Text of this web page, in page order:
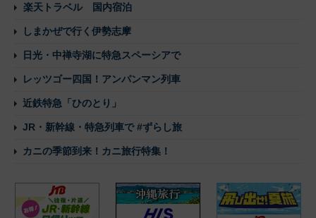
楽天トラベル 国内宿泊
しまかぜで行く伊勢志摩
日光・中禅寺湖に特急スペーシアで
レッツゴー四国！アンパンマン列車
近鉄特急「ひのとり」
JR・新幹線・特急列車で #ずらし旅
カニの季節到来！カニ旅行特集！